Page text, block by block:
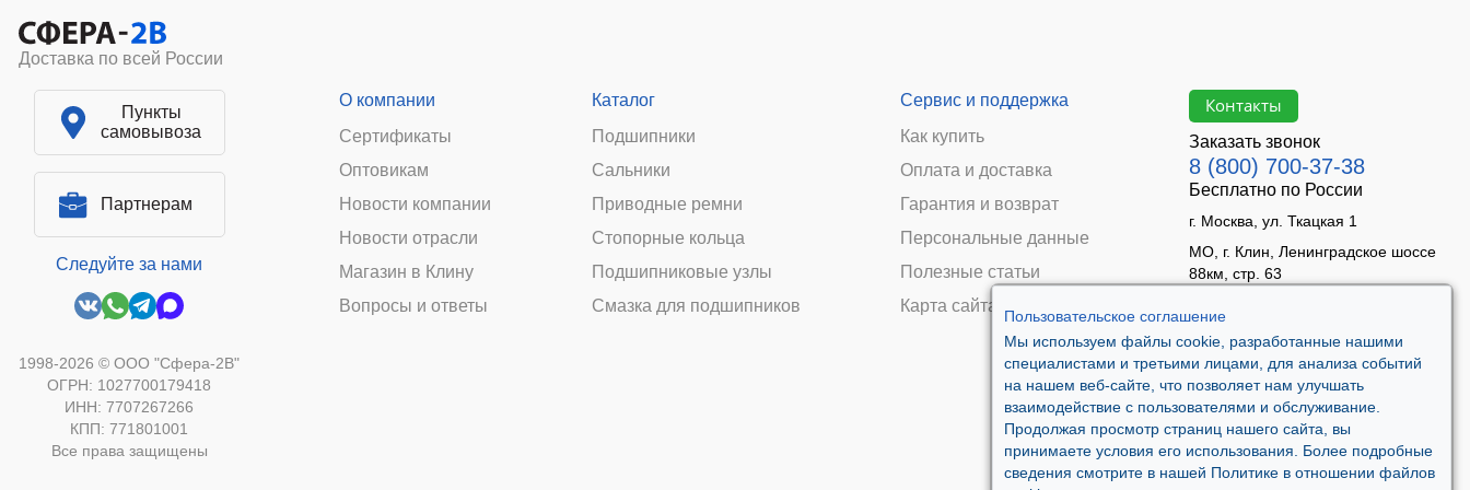
Пользовательское соглашение
Мы используем файлы cookie, разработанные нашими
специалистами и третьими лицами, для анализа событий
на нашем веб-сайте, что позволяет нам улучшать
взаимодействие с пользователями и обслуживание.
Продолжая просмотр страниц нашего сайта, вы
принимаете условия его использования. Более подробные
сведения смотрите в нашей Политике в отношении файлов
Доставка по всей России
Пункты
самовывоза
Партнерам
Следуйте за нами
1998-2026 © ООО "Сфера-2В"
ОГРН: 1027700179418
ИНН: 7707267266
КПП: 771801001
Все права защищены
О компании
Сертификаты
Оптовикам
Новости компании
Новости отрасли
Магазин в Клину
Вопросы и ответы
Каталог
Подшипники
Сальники
Приводные ремни
Стопорные кольца
Подшипниковые узлы
Смазка для подшипников
Сервис и поддержка
Как купить
Оплата и доставка
Гарантия и возврат
Персональные данные
Полезные статьи
Карта сайта
Контакты
Заказать звонок
8 (800) 700-37-38
Бесплатно по России
г. Москва, ул. Ткацкая 1
МО, г. Клин, Ленинградское шоссе
88км, стр. 63
Сб 10:00 - 14:00
Вс - выходной